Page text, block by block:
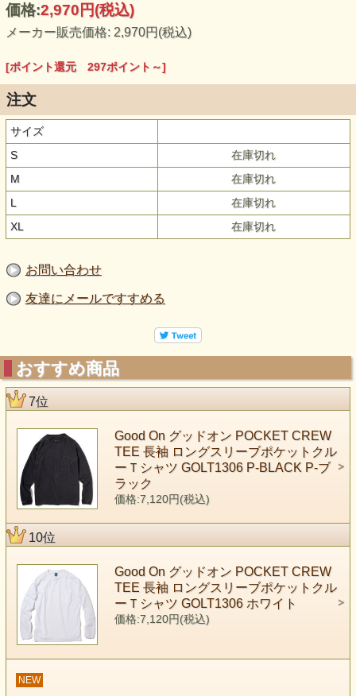
価格:2,970円(税込)
メーカー販売価格: 2,970円(税込)
[ポイント還元 297ポイント～]
注文
サイズ
S
在庫切れ
M
在庫切れ
L
在庫切れ
XL
在庫切れ
お問い合わせ
友達にメールですすめる
おすすめ商品
7位
Good On グッドオン POCKET CREW
TEE 長袖 ロングスリーブポケットクル
ーＴシャツ GOLT1306 P-BLACK P-ブ
ラック
価格:7,120円(税込)
10位
Good On グッドオン POCKET CREW
TEE 長袖 ロングスリーブポケットクル
ーＴシャツ GOLT1306 ホワイト
価格:7,120円(税込)
NEW